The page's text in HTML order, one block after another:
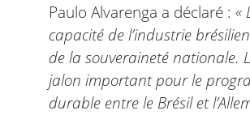
Paulo Alvarenga a déclaré : «
capacité de l’industrie
de la souveraineté nationale.
jalon important pour le
durable entre le Brésil et